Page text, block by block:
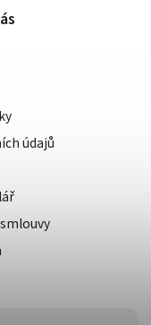
údajů